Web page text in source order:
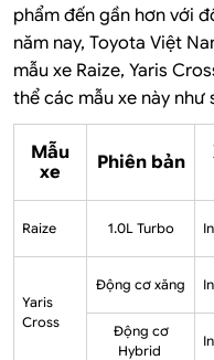
phẩm đến gần hơn với
năm nay, Toyota Việt
mẫu xe Raize, Yaris
thể các mẫu xe này như
Mẫu
xe
Phiên bản
Raize 1.0L Turbo
Yaris
Cross
Động cơ xăng
Động cơ
Hybrid